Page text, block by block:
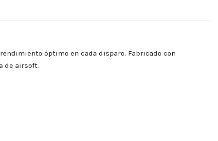
óptimo en cada disparo. Fabricado con
de airsoft.